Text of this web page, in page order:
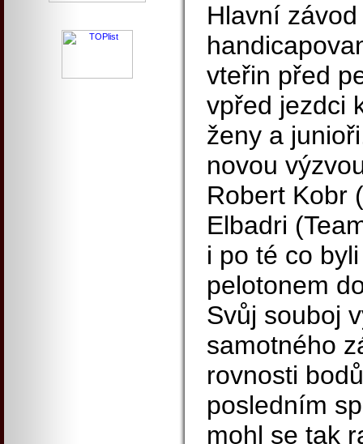
Hlavní
vteřin před
vpřed jezdci
ženy a
novou
Robert Kobr
Elbadri
i po té co
pelotonem
Svůj souboj
samotného
rovnosti
posledním
mohl se tak